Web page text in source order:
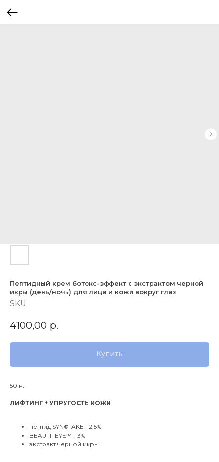
Пептидный крем ботокс-эффект с экстрактом черной
икры (день/ночь) для лица и кожи вокруг глаз
SKU:
4100,00 р.
Купить
50 мл
ЛИФТИНГ + УПРУГОСТЬ КОЖИ
пептид SYN®-AKE - 2,5%
BEAUTIFEYE™ - 3%
экстракт черной икры